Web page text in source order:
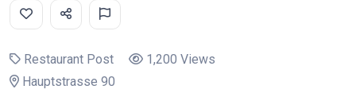
Restaurant Post
1,200 Views
Hauptstrasse 90